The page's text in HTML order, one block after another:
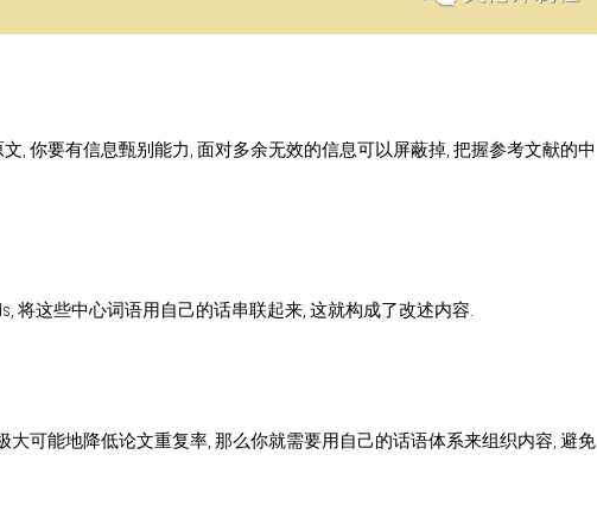
, 你要有信息甄别能力, 面对多余无效的信息可以屏蔽掉, 把握参考文献的中
将这些中心词语用自己的话串联起来, 这就构成了改述内容.
大可能地降低论文重复率, 那么你就需要用自己的话语体系来组织内容, 避免